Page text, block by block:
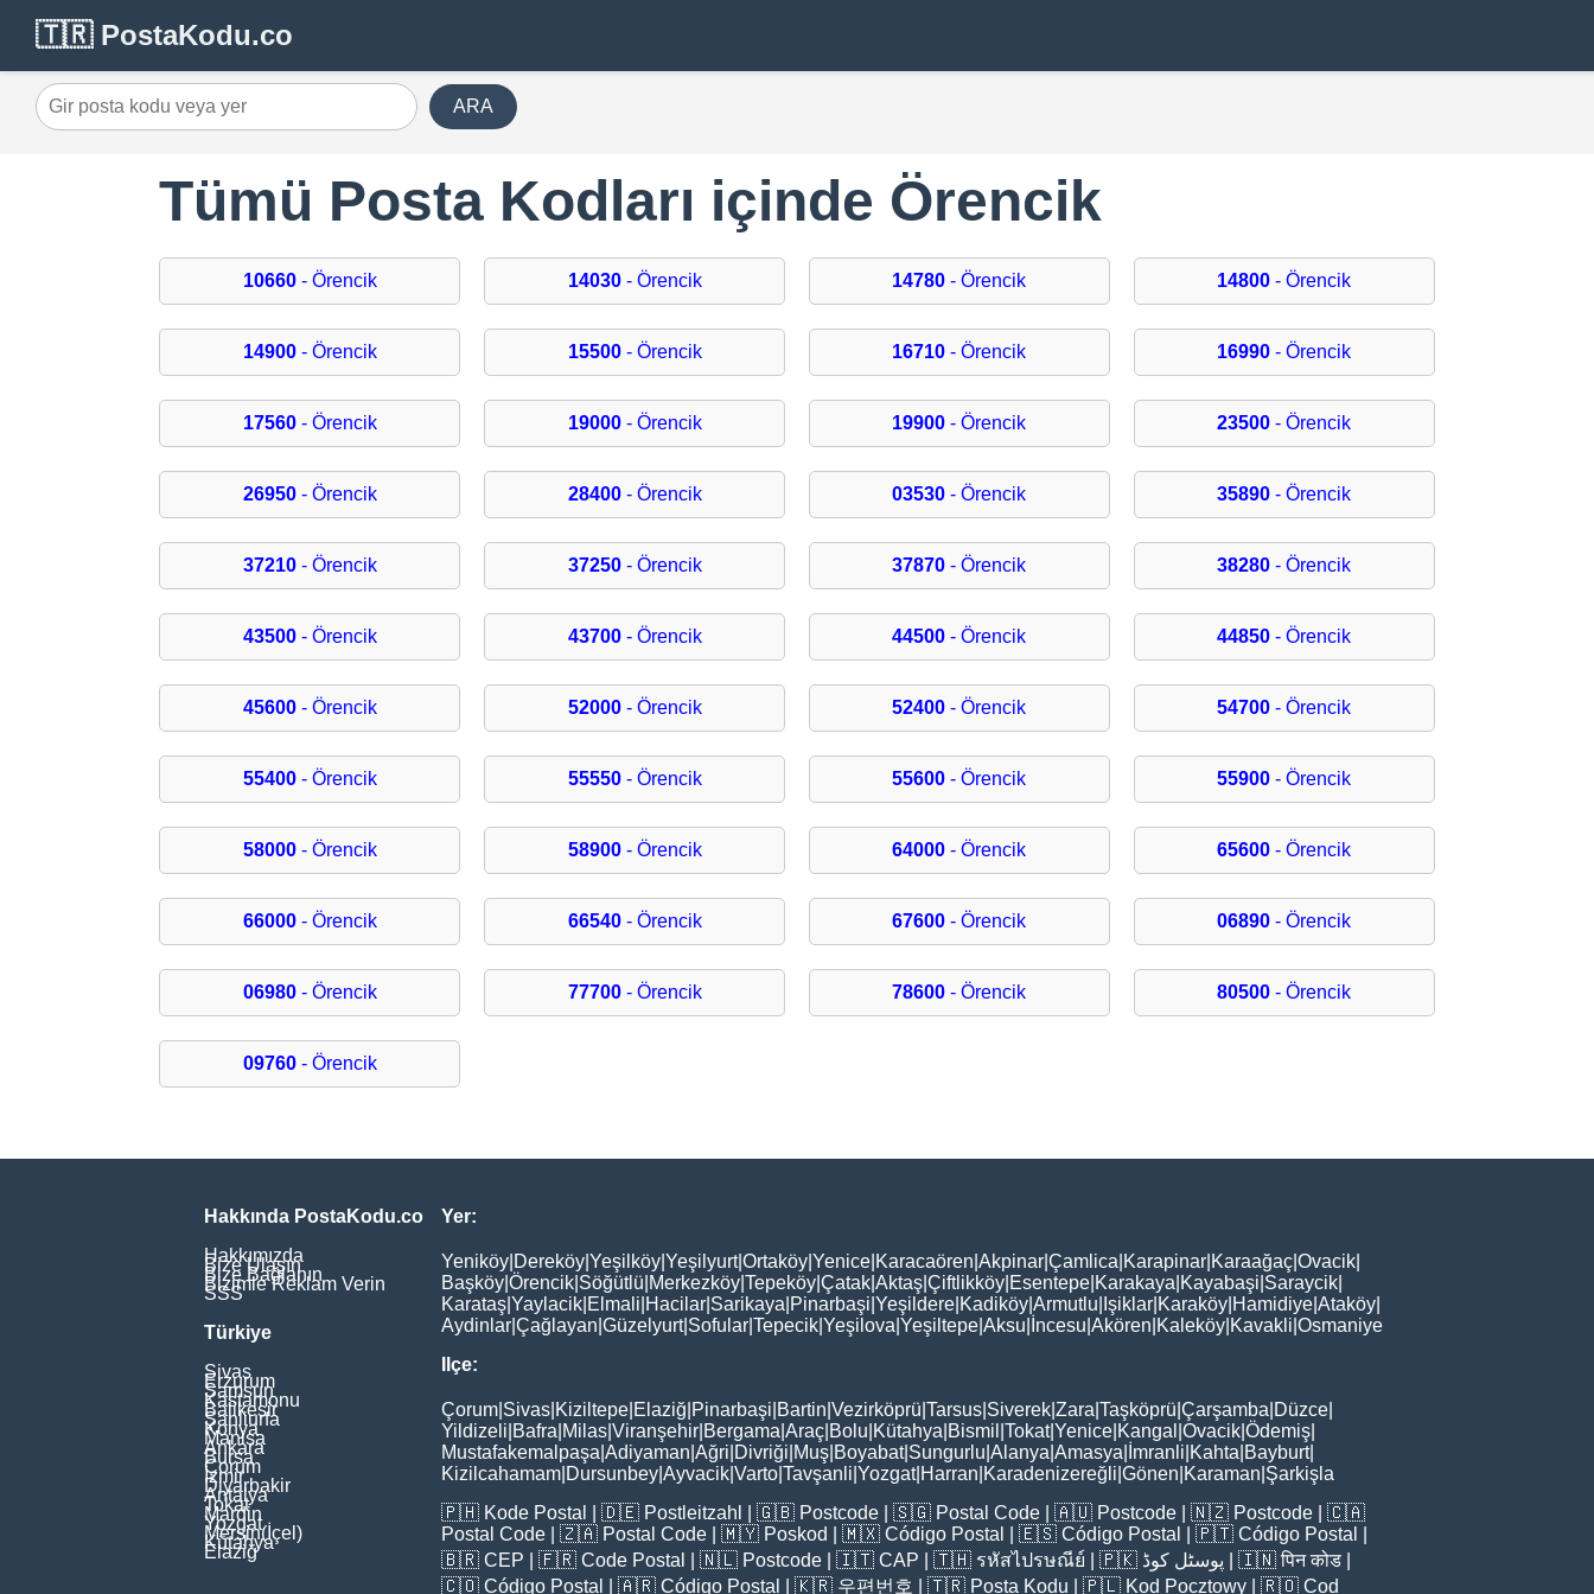
🇹🇷 PostaKodu.co
ARA
Tümü Posta Kodları içinde Örencik
10660- Örencik 14030- Örencik 14780 - Örencik 14800 - Örencik
14900- Örencik 15500- Örencik 16710 - Örencik 16990 - Örencik
17560- Örencik 19000- Örencik 19900 - Örencik 23500 - Örencik
26950- Örencik 28400- Örencik 03530 - Örencik 35890 - Örencik
37210- Örencik 37250- Örencik 37870 - Örencik 38280 - Örencik
43500- Örencik 43700- Örencik 44500 - Örencik 44850 - Örencik
45600- Örencik 52000- Örencik 52400 - Örencik 54700 - Örencik
55400- Örencik 55550- Örencik 55600 - Örencik 55900 - Örencik
58000- Örencik 58900- Örencik 64000 - Örencik 65600 - Örencik
66000- Örencik 66540- Örencik 67600 - Örencik 06890 - Örencik
06980- Örencik 77700- Örencik 78600 - Örencik 80500 - Örencik
09760- Örencik
Hakkında PostaKodu.co
Hakkımızda
Bize Ulaşın
Bize Bağlanın
Bizimle Reklam Verin
SSS
Türkiye
Sivas
Erzurum
Samsun
Kastamonu
Balikesir
Şanliurfa
Konya
Manisa
Ankara
Bursa
Çorum
İzmir
Diyarbakir
Antalya
Tokat
Mardin
Yozgat
Mersin(İçel)
Kütahya
Elaziğ
Yer:
Yeniköy Dereköy Yeşilköy Yeşilyurt|Ortaköy Yenice Karacaören Akpinar Çamlica Karapinar Karaağaç Ovacik
Başköy Örencik Söğütlü Merkezköy Tepeköy Çatak Aktaş Çiftlikköy Esentepe Karakaya Kayabaşi Saraycik
Karataş Yaylacik Elmali Hacilar Sarikaya Pinarbaşi Yeşildere Kadiköy Armutlu Işiklar Karaköy Hamidiye Ataköy
Aydinlar Çağlayan Güzelyurt| Sofular Tepecik Yeşilova Yeşiltepe Aksu İncesu Akören Kaleköy Kavakli Osmaniye
Ilçe:
Çorum Sivas Kiziltepe Elaziğ Pinarbaşi Bartin Vezirköprü Tarsus Siverek Zara Taşköprü Çarşamba Düzce
Yildizeli Bafra Milas Viranşehir Bergama Araç Bolu Kütahya Bismil Tokat|Yenice Kangal Ovacik Ödemiş
Mustafakemalpaşa Adiyaman Ağri Divriği Muş Boyabat| Sungurlu Alanya Amasya İmranli Kahta Bayburt|
Kizilcahamam Dursunbey Ayvacik Varto Tavşanli Yozgat| Harran Karadenizereğli Gönen Karaman Şarkişla
🇵🇭 Kode Postal | 🇩🇪 Postleitzahl | 🇬🇧 Postcode | 🇸🇬 Postal Code | 🇦🇺 Postcode | 🇳🇿 Postcode | 🇨🇦
Postal Code | 🇿🇦 Postal Code | 🇲🇾 Poskod | 🇲🇽 Código Postal | 🇪🇸 Código Postal | 🇵🇹 Código Postal
🇧🇷 CEP | 🇫🇷 Code Postal | 🇳🇱 Postcode | 🇮🇹 CAP | 🇹🇭 รหัสไปรษณีย์ | 🇵🇰 پوسٹل کوڈ | 🇮🇳पिन कोड
🇨🇴 Código Postal | 🇦🇷 Código Postal | 🇰🇷 우편번호 | 🇹🇷 Posta Kodu | 🇵🇱 Kod Pocztowy | 🇷🇴 Cod